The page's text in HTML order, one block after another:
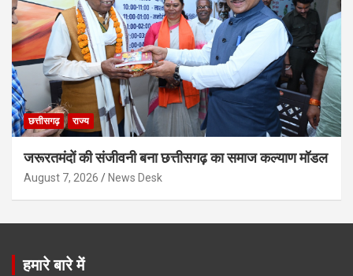
छत्तीसगढ़ राज्य
जरूरतमंदों की संजीवनी बना छत्तीसगढ़ का समाज कल्याण मॉडल
August 7, 2026 News Desk
हमारे बारे में